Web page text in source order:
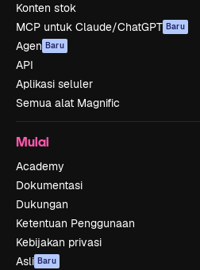
Konten stok
MCP untuk Claude/ChatGPT Baru
Agen Baru
API
Aplikasi seluler
Semua alat Magnific
Mulai
Academy
Dokumentasi
Dukungan
Ketentuan Penggunaan
Kebijakan privasi
Asli Baru